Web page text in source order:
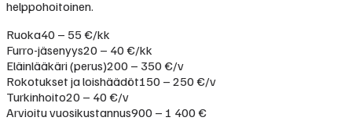
helppohoitoinen.
Ruoka40 – 55 €/kk
Furro-jäsenyys20 – 40 €/kk
Eläinlääkäri (perus)200 – 350 €/v
Rokotukset ja loishäädöt150 – 250 €/v
Turkinhoito20 – 40 €/v
Arvioitu vuosikustannus900 – 1 400 €